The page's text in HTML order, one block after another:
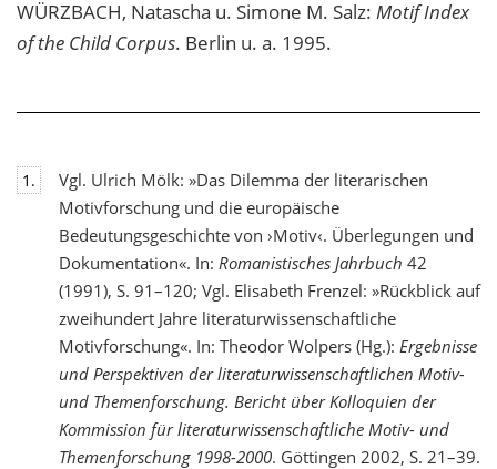
WÜRZBACH, Natascha u. Simone M. Salz: Motif Index
of the Child Corpus. Berlin u. a. 1995.
1.
Vgl. Ulrich Mölk: »Das Dilemma der literarischen
Motivforschung und die europäische
Bedeutungsgeschichte von ›Motiv‹. Überlegungen und
Dokumentation«. In: Romanistisches Jahrbuch 42
(1991), S. 91–120; Vgl. Elisabeth Frenzel: »Rückblick auf
zweihundert Jahre literaturwissenschaftliche
Motivforschung«. In: Theodor Wolpers (Hg.): Ergebnisse
und Perspektiven der literaturwissenschaftlichen Motiv-
und Themenforschung. Bericht über Kolloquien der
Kommission für literaturwissenschaftliche Motiv- und
Themenforschung 1998-2000. Göttingen 2002, S. 21–39.